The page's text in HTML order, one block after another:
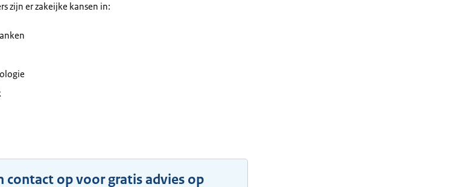
zijn er zakeijke kansen in:
contact op voor gratis advies op